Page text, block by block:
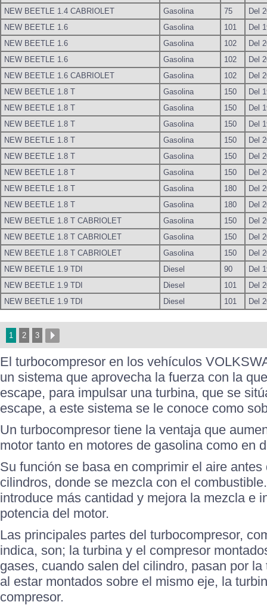
NEW BEETLE 1.4 CABRIOLET
Gasolina 75
Del
NEW BEETLE 1.6
Gasolina 101
Del
NEW BEETLE 1.6
Gasolina 102
Del
NEW BEETLE 1.6
Gasolina 102
Del
NEW BEETLE 1.6 CABRIOLET
Gasolina 102
Del
NEW BEETLE 1.8 T
Gasolina 150
Del
NEW BEETLE 1.8 T
Gasolina 150
Del
NEW BEETLE 1.8 T
Gasolina 150
Del
NEW BEETLE 1.8 T
Gasolina 150
Del
NEW BEETLE 1.8 T
Gasolina 150
Del
NEW BEETLE 1.8 T
Gasolina 150
Del
NEW BEETLE 1.8 T
Gasolina 180
Del
NEW BEETLE 1.8 T
Gasolina 180
Del
NEW BEETLE 1.8 T CABRIOLET
Gasolina 150
Del
NEW BEETLE 1.8 T CABRIOLET
Gasolina 150
Del
NEW BEETLE 1.8 T CABRIOLET
Gasolina 150
Del
NEW BEETLE 1.9 TDI
Diesel 90
Del
NEW BEETLE 1.9 TDI
Diesel 101
Del
NEW BEETLE 1.9 TDI
Diesel 101 Del
1 2 3
El turbocompresor en los vehículos
un sistema que aprovecha la fuerza con la
escape, para impulsar una turbina, que se
escape, a este sistema se le conoce como
Un turbocompresor tiene la ventaja que
motor tanto en motores de gasolina como en
Su función se basa en comprimir el aire
cilindros, donde se mezcla con el
introduce más cantidad y mejora la mezcla e
potencia del motor.
Las principales partes del turbocompresor,
indica, son; la turbina y el compresor
gases, cuando salen del cilindro, pasan por
al estar montados sobre el mismo eje, la
compresor.